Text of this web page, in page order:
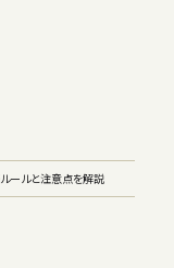
ールと注意点を解説